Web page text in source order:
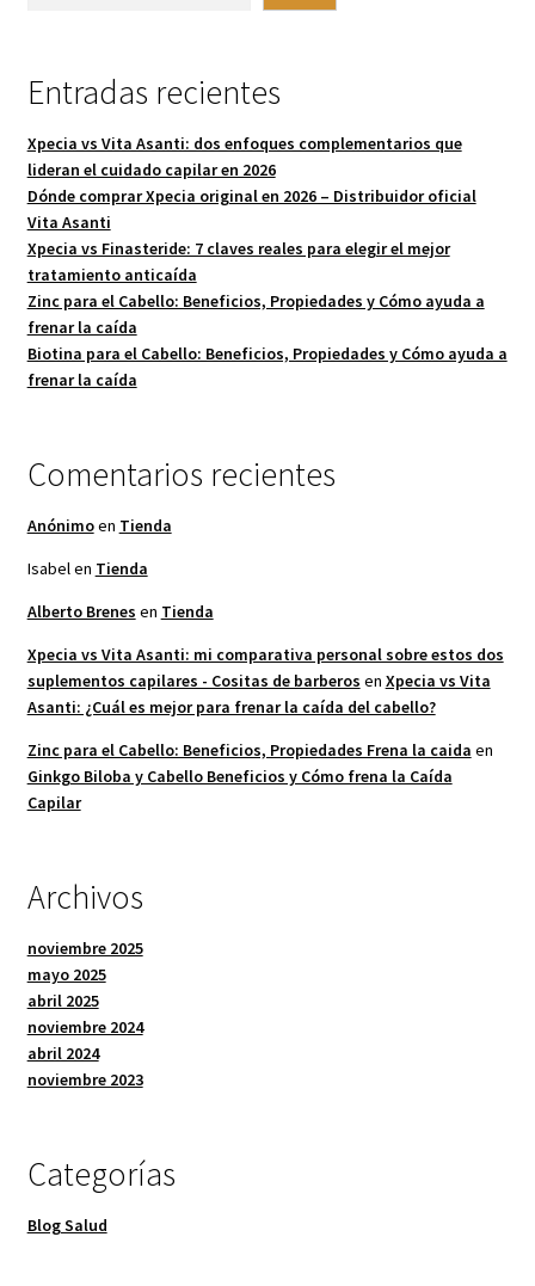
Entradas recientes
Xpecia vs Vita Asanti: dos enfoques complementarios que
lideran el cuidado capilar en 2026
Dónde comprar Xpecia original en 2026 – Distribuidor oficial
Vita Asanti
Xpecia vs Finasteride: 7 claves reales para elegir el mejor
tratamiento anticaída
Zinc para el Cabello: Beneficios, Propiedades y Cómo ayuda a
frenar la caída
Biotina para el Cabello: Beneficios, Propiedades y Cómo ayuda a
frenar la caída
Comentarios recientes
Anónimoen Tienda
Isabelen Tienda
Alberto Brenes en Tienda
Xpecia vs Vita Asanti: mi comparativa personal sobre estos dos
suplementos capilares - Cositas de barberos en Xpecia vs Vita
Asanti: ¿Cuál es mejor para frenar la caída del cabello?
Zinc para el Cabello: Beneficios, Propiedades Frena la caida en
Ginkgo Biloba y Cabello Beneficios y Cómo frena la Caída
Capilar
Archivos
noviembre 2025
mayo 2025
abril 2025
noviembre 2024
abril 2024
noviembre 2023
Categorías
Blog Salud